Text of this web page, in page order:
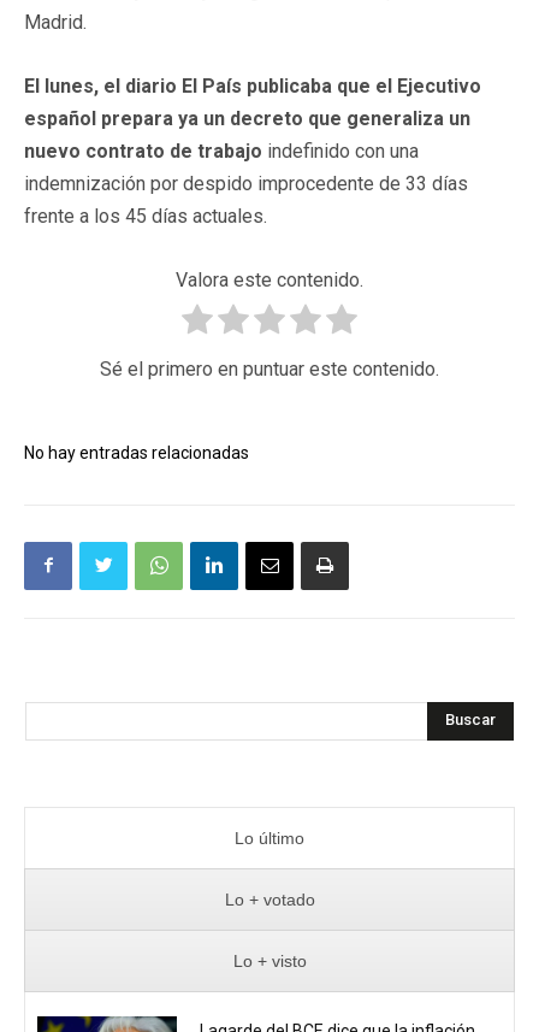
Madrid.
El lunes, el diario El País publicaba que el Ejecutivo
español prepara ya un decreto que generaliza un
nuevo contrato de trabajo indefinido con una
indemnización por despido improcedente de 33 días
frente a los 45 días actuales.
Valora este contenido.
Sé el primero en puntuar este contenido.
No hay entradas relacionadas
Buscar
Lo último
Lo + votado
Lo + visto